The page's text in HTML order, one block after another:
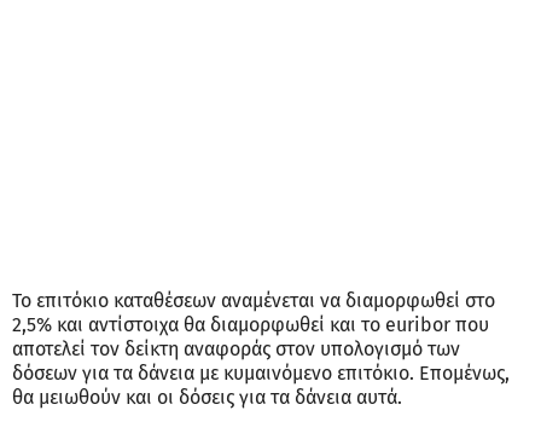
Το επιτόκιο καταθέσεων αναμένεται να διαμορφωθεί στο
2,5% και αντίστοιχα θα διαμορφωθεί και το euribor που
αποτελεί τον δείκτη αναφοράς στον υπολογισμό των
δόσεων για τα δάνεια με κυμαινόμενο επιτόκιο. Επομένως,
θα μειωθούν και οι δόσεις για τα δάνεια αυτά.